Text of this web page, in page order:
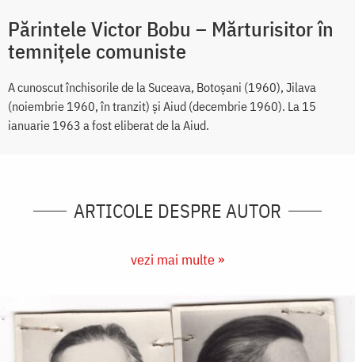
Părintele Victor Bobu – Mărturisitor în
temnițele comuniste
A cunoscut închisorile de la Suceava, Botoșani (1960), Jilava
(noiembrie 1960, în tranzit) și Aiud (decembrie 1960). La 15
ianuarie 1963 a fost eliberat de la Aiud.
ARTICOLE DESPRE AUTOR
vezi mai multe »